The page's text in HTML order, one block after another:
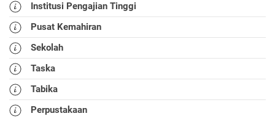
Institusi Pengajian Tinggi
Pusat Kemahiran
Sekolah
Taska
Tabika
Perpustakaan